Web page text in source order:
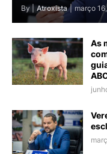
By | Atroxista | março
As